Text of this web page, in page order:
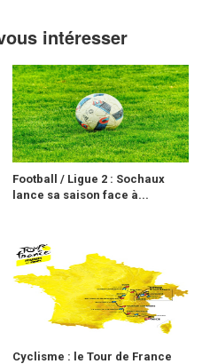
intéresser
Football / Ligue 2 : Sochaux
lance sa saison face à...
Cyclisme : le Tour de France